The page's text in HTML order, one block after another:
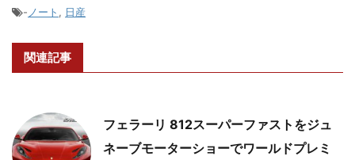
-ノート , 日産
関連記事
フェラーリ 812スーパーファストをジュ
ネーブモーターショーでワールドプレミ